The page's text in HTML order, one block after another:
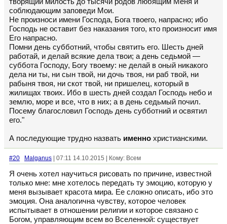
соблюдающим заповеди Мои.
Не произноси имени Господа, Бога твоего, напрасно; ибо
Господь не оставит без наказания того, кто произносит имя
Его напрасно.
Помни день субботний, чтобы святить его. Шесть дней
работай, и делай всякие дела твои; а день седьмой —
суббота Господу, Богу твоему: не делай в оный никакого
дела ни ты, ни сын твой, ни дочь твоя, ни раб твой, ни
рабыня твоя, ни скот твой, ни пришелец, который в
жилищах твоих. Ибо в шесть дней создал Господь небо и
землю, море и все, что в них; а в день седьмый почил.
Посему благословил Господь день субботний и освятил
его."
А последующие трудно назвать именно христианскими.
#20 Malganus | 07:11 14.10.2015 | Кому: Всем
Я очень хотел научиться рисовать по причине, известной
только мне: мне хотелось передать ту эмоцию, которую у
меня вызывает красота мира. Ее сложно описать, ибо это
эмоция. Она аналогична чувству, которое человек
испытывает в отношении религии и которое связано с
Богом, управляющим всем во Вселенной: существует